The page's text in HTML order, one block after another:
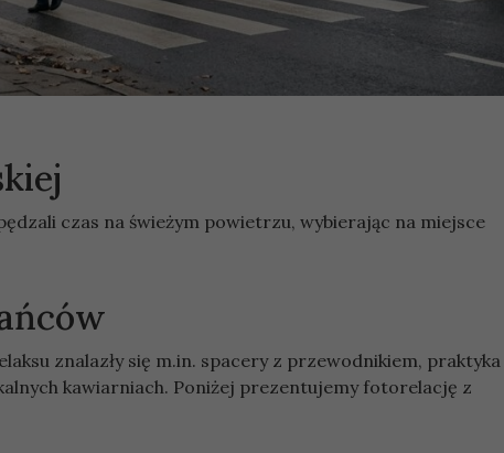
czas na świeżym powietrzu, wybierając na miejsce
znalazły się m.in. spacery z przewodnikiem, praktyka
kawiarniach. Poniżej prezentujemy fotorelację z